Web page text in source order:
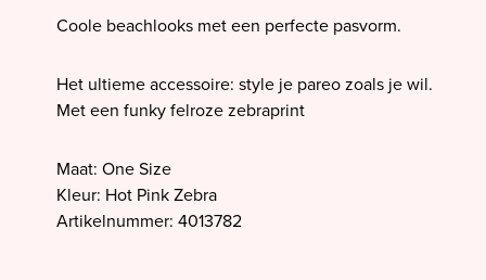
SALE PrimaDonna Swim
SALE Ten Cate
Coole beachlooks met een perfecte pasvorm.
Het ultieme accessoire: style je pareo zoals je wil.
Met een funky felroze zebraprint
Maat: One Size
Kleur: Hot Pink Zebra
Artikelnummer: 4013782